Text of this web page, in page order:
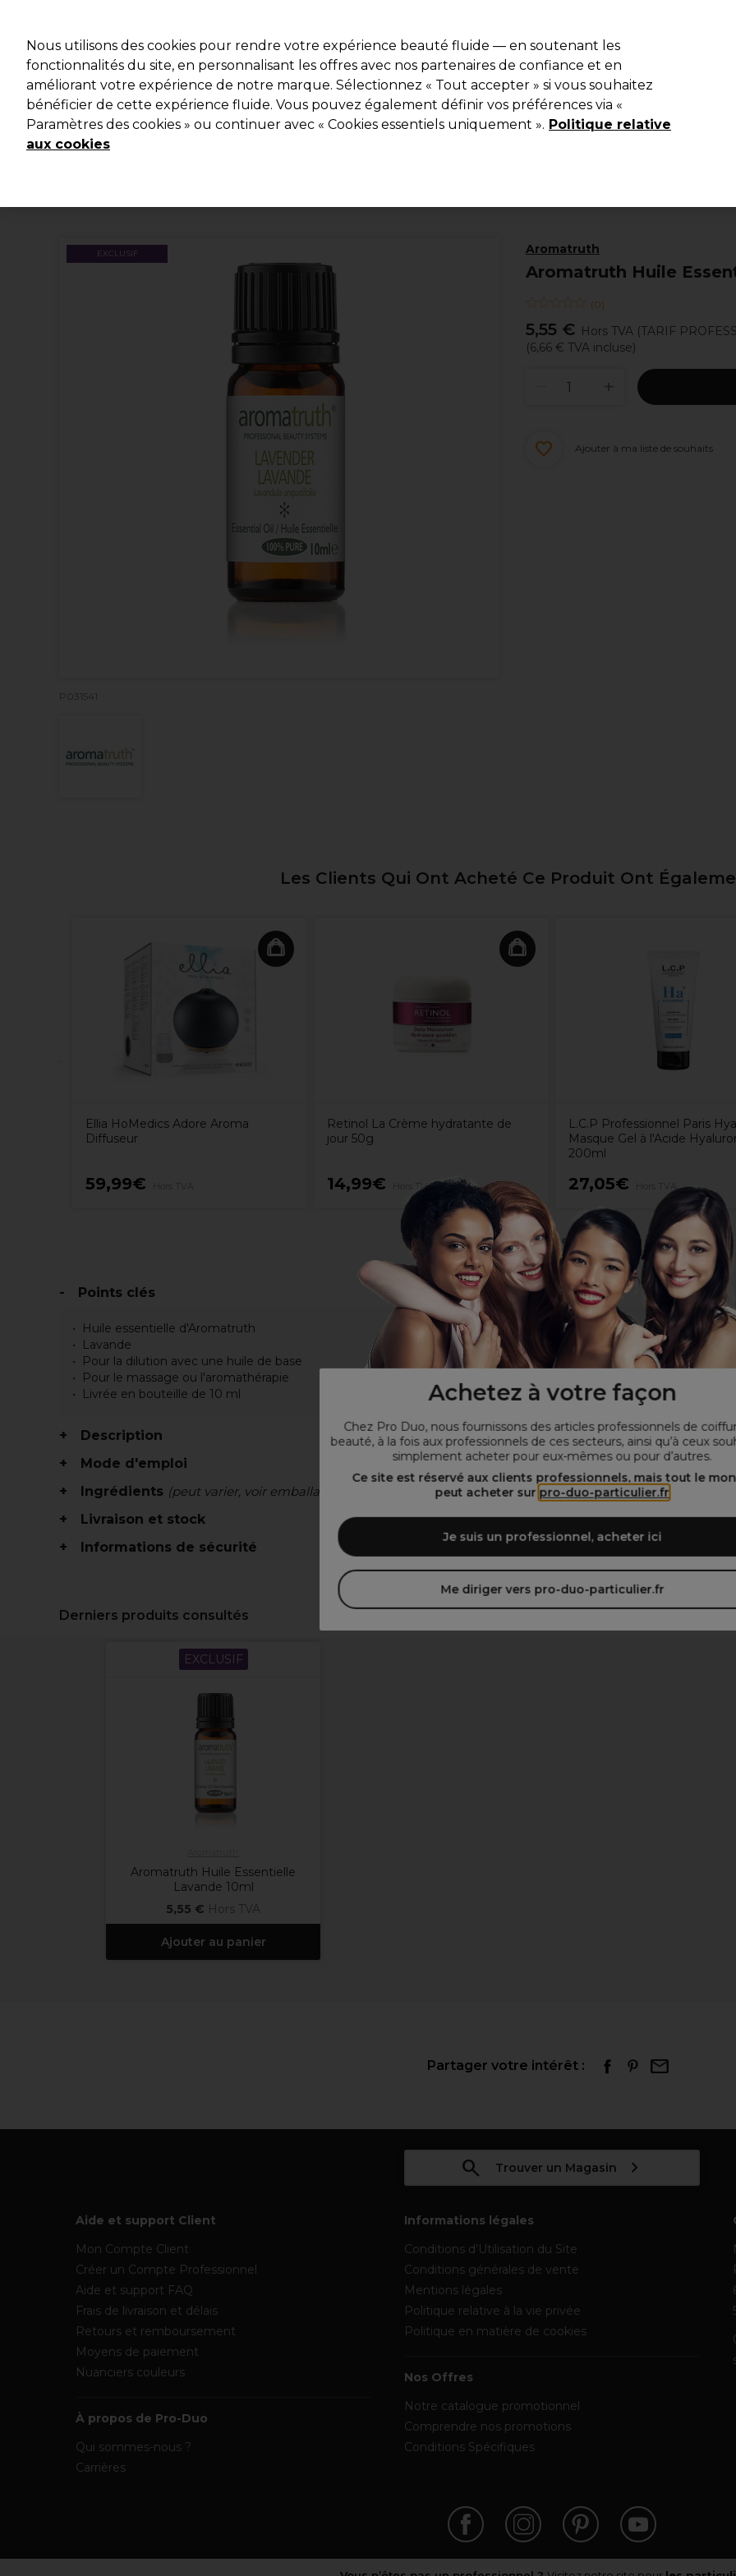
Achetez à votre façon
Chez Pro Duo, nous fournissons des articles professionnels de
beauté, à la fois aux professionnels de ces secteurs, ainsi qu’à ceux
simplement acheter pour eux-mêmes ou pour d’autres.
Ce site est réservé aux clients professionnels, mais tout le
peut acheter sur pro-duo-particulier.fr
Je suis un professionnel, acheter ici
Me diriger vers pro-duo-particulier.fr
Rechercher
Marques
Bons plans Coiffure Electro et Matériel Equipement de salon Beauté Hommes
Livraison et délais
Aromatruth
Aromatruth Huile
(0)
5,55 € Hors TVA (TARIF
(6,66 € TVA incluse)
EXCLUSIF
P031541
Ajouter à ma liste de souhaits
Les Clients Qui Ont Acheté Ce Produit Ont
Ellia HoMedics Adore Aroma
Diffuseur
59,99€
Retinol La Crème hydratante de
jour 50g
14,99€ Hors TVA
L.C.P Professionnel Paris
Masque Gel à l'Acide
200ml
27,05€
Points clés
Huile essentielle d'Aromatruth
Lavande
Pour la dilution avec une huile de base
Pour le massage ou l'aromathérapie
Livrée en bouteille de 10 ml
Description
Mode d'emploi
Ingrédients (peut varier, voir emballage)
Livraison et stock
Informations de sécurité
Derniers produits consultés
EXCLUSIF
Aromatruth Huile Essentielle
Lavande 10ml
5,55 € Hors TVA
Ajouter au panier
Partager votre intérêt :
Trouver un Magasin
Aide et support Client
Mon Compte Client
Créer un Compte Professionnel
Aide et support FAQ
Frais de livraison et délais
Retours et remboursement
Moyens de paiement
Nuanciers couleurs
À propos de Pro-Duo
Qui sommes-nous ?
Carrières
Informations légales
Conditions d’Utilisation du Site
Conditions générales de vente
Mentions légales
Politique relative à la vie privée
Politique en matière de cookies
Nos Offres
Notre catalogue promotionnel
Comprendre nos promotions
Conditions Spécifiques
Nous utilisons des cookies pour rendre votre expérience beauté fluide — en soutenant les
fonctionnalités du site, en personnalisant les offres avec nos partenaires de confiance et en
améliorant votre expérience de notre marque. Sélectionnez « Tout accepter » si vous souhaitez
bénéficier de cette expérience fluide. Vous pouvez également définir vos préférences via «
Paramètres des cookies » ou continuer avec « Cookies essentiels uniquement ». Politique relative
aux cookies